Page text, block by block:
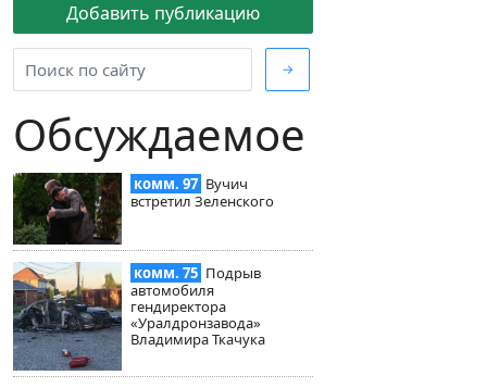
Добавить публикацию
→
Обсуждаемое
комм. 97 Вучич
встретил Зеленского
комм. 75 Подрыв
автомобиля
гендиректора
«Уралдронзавода»
Владимира Ткачука